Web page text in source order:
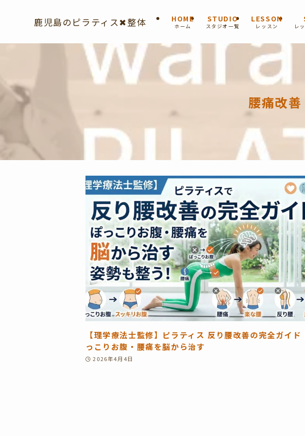
鹿児島のピラティス✖︎整体 HOME
ホーム
STUDIO
スタジオ一覧
LESSON
レッスン レ
腰痛改
【理学療法士監修】ピラティス 反り腰改善の完全ガイド
っこりお腹・腰痛を脳から治す
2026年4月4日